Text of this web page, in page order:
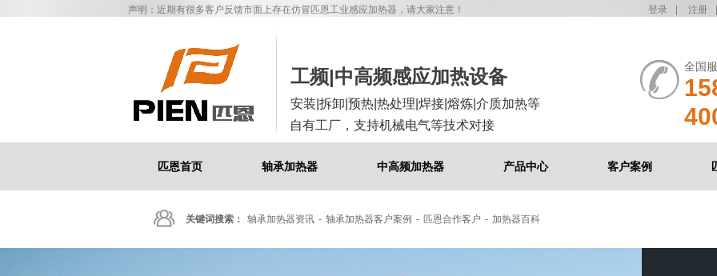
声明：近期有很多客户反馈市面上存在仿冒匹恩工业感应加热器，请大家注意！ 登录 注册
工频|中高频感应加热设备
安装|拆卸|预热|热处理|焊接|熔炼|介质加热等
自有工厂，支持机械电气等技术对接
全国
匹恩首页 轴承加热器 中高频加热器 产品中心 客户案例
关键词搜索： 轴承加热器资讯 - 轴承加热器客户案例 - 匹恩合作客户 - 加热器百科